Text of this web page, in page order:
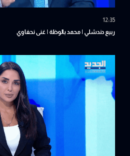
12:35
ربيع دندشلي | محمد بالوظة | غنى نحفاوي